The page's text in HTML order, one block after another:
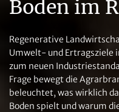
Boden im
Regenerative
Umwelt- und Ertragsziele
zum neuen
Frage bewegt die
beleuchtet, was wirklich
Boden spielt und warum